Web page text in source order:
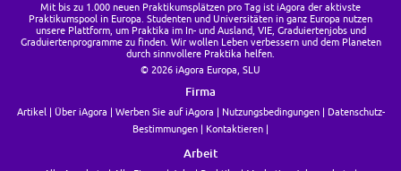
Mit bis zu 1.000 neuen Praktikumsplätzen pro Tag ist iAgora der aktivste
Praktikumspool in Europa. Studenten und Universitäten in ganz Europa nutzen
unsere Plattform, um Praktika im In- und Ausland, VIE, Graduiertenjobs und
Graduiertenprogramme zu finden. Wir wollen Leben verbessern und dem Planeten
durch sinnvollere Praktika helfen.
© 2026 iAgora Europa, SLU
Firma
Artikel Über iAgora Werben Sie auf iAgora Nutzungsbedingungen
Datenschutz-
Bestimmungen
Kontaktieren
Arbeit